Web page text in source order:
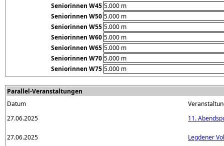
Seniorinnen W45 5.000 m
Seniorinnen W50 5.000 m
Seniorinnen W55 5.000 m
Seniorinnen W60 5.000 m
Seniorinnen W65 5.000 m
Seniorinnen W70 5.000 m
Seniorinnen W75 5.000 m
Parallel-Veranstaltungen
Datum
27.06.2025
11.
27.06.2025 Legdener